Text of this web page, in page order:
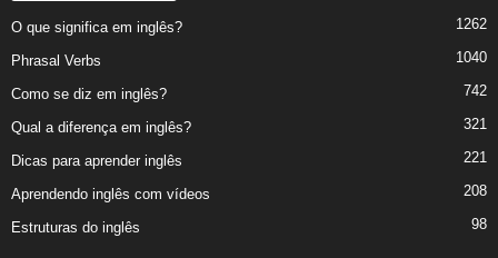
O que significa em inglês? 1262
Phrasal Verbs 1040
Como se diz em inglês? 742
Qual a diferença em inglês? 321
Dicas para aprender inglês 221
Aprendendo inglês com vídeos 208
Estruturas do inglês 98